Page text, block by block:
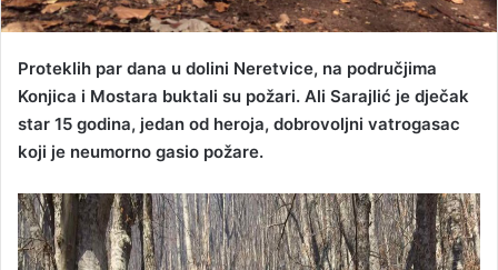
Proteklih par dana u dolini Neretvice, na područjima
Konjica i Mostara buktali su požari. Ali Sarajlić je dječak
star 15 godina, jedan od heroja, dobrovoljni vatrogasac
koji je neumorno gasio požare.